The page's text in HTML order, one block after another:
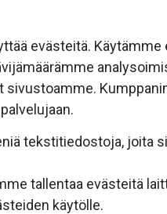
evästeitä.
sivustoamme.
tekstitiedostoja, joita
tallentaa evästeitä
käytölle.